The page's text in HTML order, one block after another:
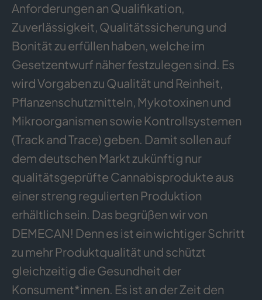
Anforderungen an Qualifikation,
Zuverlässigkeit, Qualitätssicherung und
Bonität zu erfüllen haben, welche im
Gesetzentwurf näher festzulegen sind. Es
wird Vorgaben zu Qualität und Reinheit,
Pflanzenschutzmitteln, Mykotoxinen und
Mikroorganismen sowie Kontrollsystemen
(Track and Trace) geben. Damit sollen auf
dem deutschen Markt zukünftig nur
qualitätsgeprüfte Cannabisprodukte aus
einer streng regulierten Produktion
erhältlich sein. Das begrüßen wir von
DEMECAN! Denn es ist ein wichtiger Schritt
zu mehr Produktqualität und schützt
gleichzeitig die Gesundheit der
Konsument*innen. Es ist an der Zeit den